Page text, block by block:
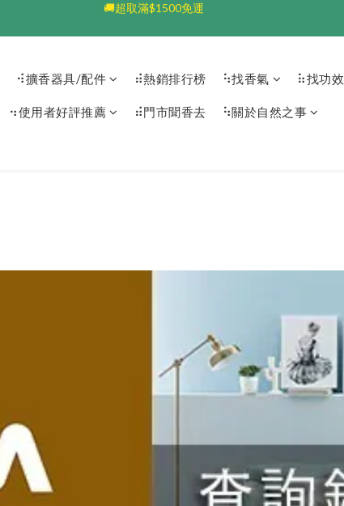
💰加入會員送$100👆🏻每筆享5%回饋💰
💰加入會員送$100👆🏻每筆享5%回饋💰
⠺擴香器具/配件 ⠾熱銷排行榜 ⠳找香氣 ⠷找功效
⠲使用者好評推薦 ⠾門市聞香去 ⠳關於自然之事